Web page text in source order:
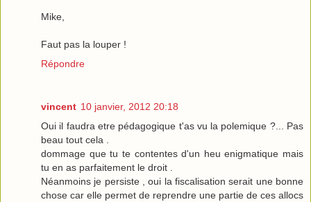
Mike,
Faut pas la louper !
Répondre
vincent 10 janvier, 2012 20:18
Oui il faudra etre pédagogique t'as vu la polemique ?... Pas
beau tout cela .
dommage que tu te contentes d'un heu enigmatique mais
tu en as parfaitement le droit .
Néanmoins je persiste , oui la fiscalisation serait une bonne
chose car elle permet de reprendre une partie de ces allocs